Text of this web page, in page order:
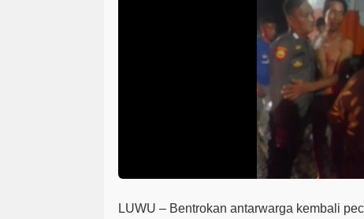
LUWU – Bentrokan antarwarga kembali